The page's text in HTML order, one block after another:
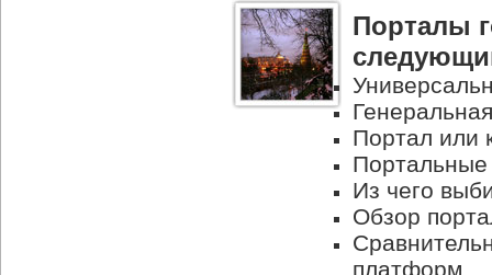
Порталы
Портал или
Портальные
Из чего
Обзор
платформ